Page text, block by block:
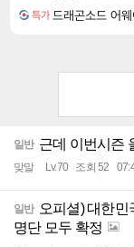
특가
일반 근데 이번시즌
맞말 Lv.70 조회 52
일반 오피셜) 대한민
명단 모두 확정